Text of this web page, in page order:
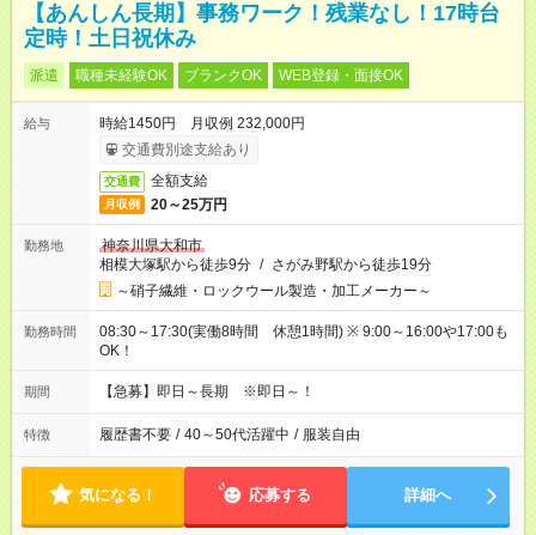
【あんしん長期】事務ワーク！残業なし！17時台
定時！土日祝休み
派遣 職種未経験OK ブランクOK WEB登録・面接OK
給与
時給1450円 月収例 232,000円
交通費別途支給あり
交通費 全額支給
月収例 20～25万円
勤務地
神奈川県大和市
相模大塚駅から徒歩9分 / さがみ野駅から徒歩19分
～硝子繊維・ロックウール製造・加工メーカー～
勤務時間
08:30～17:30(実働8時間 休憩1時間) ※ 9:00～16:00や17:00も
OK！
期間 【急募】即日～長期 ※即日～！
特徴 履歴書不要 / 40～50代活躍中 / 服装自由
気になる！ 応募する 詳細へ